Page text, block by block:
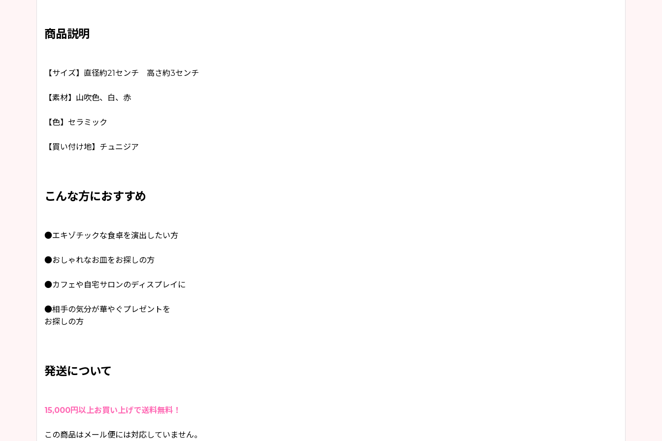
商品説明
【サイズ】直径約21センチ 高さ約3センチ
【素材】山吹色、白、赤
【色】セラミック
【買い付け地】チュニジア
こんな方におすすめ
●エキゾチックな食卓を演出したい方
●おしゃれなお皿をお探しの方
●カフェや自宅サロンのディスプレイに
●相手の気分が華やぐプレゼントを
お探しの方
発送について
15,000円以上お買い上げで送料無料！
この商品はメール便には対応していません。